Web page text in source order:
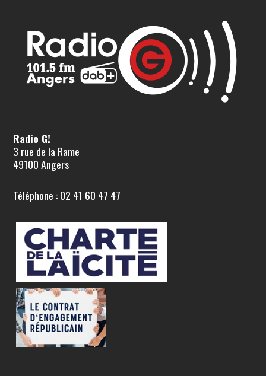
Radio G!
3 rue de la Rame
49100 Angers
Téléphone : 02 41 60 47 47